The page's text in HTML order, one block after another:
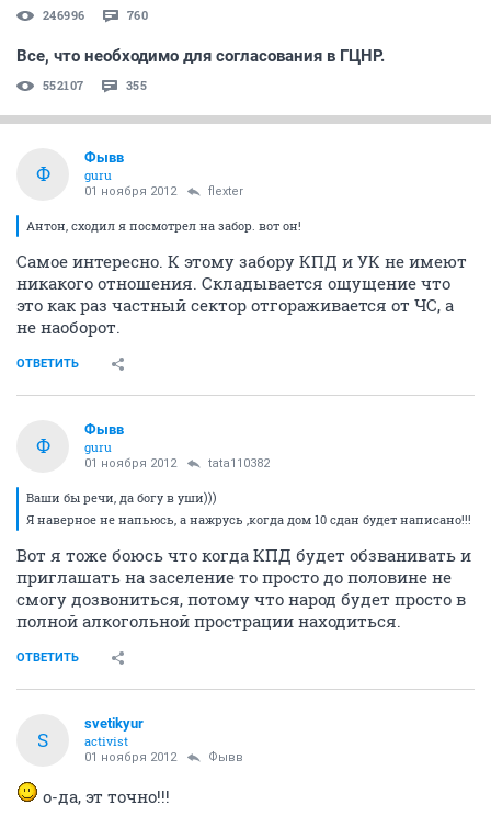
246996 760
Все, что необходимо для согласования в ГЦНР.
552107 355
Ф
Фывв
guru
01 ноября 2012 flexter
Антон, сходил я посмотрел на забор. вот он!
Самое интересно. К этому забору КПД и УК не имеют
никакого отношения. Складывается ощущение что
это как раз частный сектор отгораживается от ЧС, а
не наоборот.
ОТВЕТИТЬ
Ф
Фывв
guru
01 ноября 2012 tata110382
Ваши бы речи, да богу в уши)))
Я наверное не напьюсь, а нажрусь ,когда дом 10 сдан будет написано!!!
Вот я тоже боюсь что когда КПД будет обзванивать и
приглашать на заселение то просто до половине не
смогу дозвониться, потому что народ будет просто в
полной алкогольной прострации находиться.
ОТВЕТИТЬ
S
svetikyur
activist
01 ноября 2012 Фывв
о-да, эт точно!!!